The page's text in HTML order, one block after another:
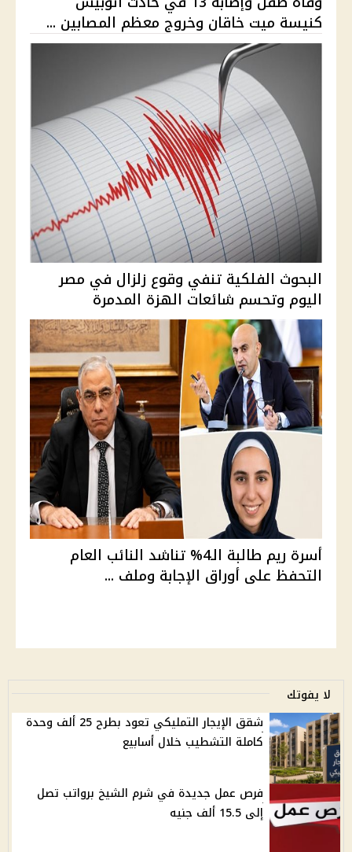
كنيسة ميت خاقان وخروج معظم المصابين ...
البحوث الفلكية تنفي وقوع زلزال في مصر
اليوم وتحسم شائعات الهزة المدمرة
أسرة ريم طالبة الـ4% تناشد النائب العام
التحفظ على أوراق الإجابة وملف ...
لا يفوتك
شقق الإيجار التمليكي تعود بطرح 25 ألف وحدة
كاملة التشطيب خلال أسابيع
فرص عمل جديدة في شرم الشيخ برواتب تصل
إلى 15.5 ألف جنيه